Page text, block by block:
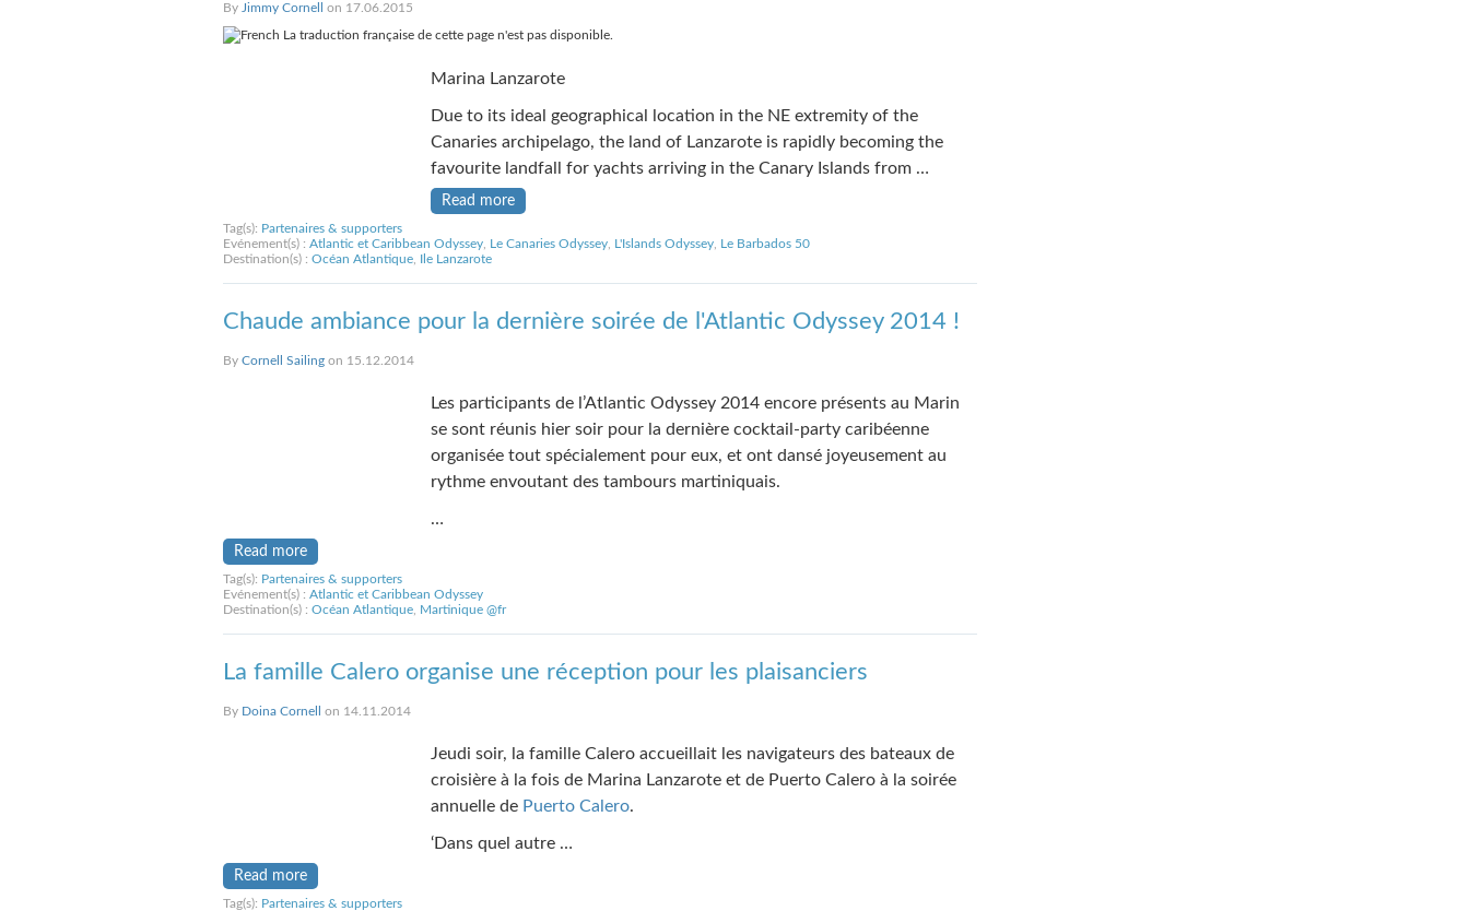
By Jimmy Cornell on 17.06.2015
La traduction française de cette page n'est pas disponible.
Marina Lanzarote
Due to its ideal geographical location in the NE extremity of the
Canaries archipelago, the land of Lanzarote is rapidly becoming the
favourite landfall for yachts arriving in the Canary Islands from …
Read more
Tag(s): Partenaires & supporters
Evénement(s) : Atlantic et Caribbean Odyssey, Le Canaries Odyssey, L'Islands Odyssey, Le Barbados 50
Destination(s) : Océan Atlantique, Ile Lanzarote
Chaude ambiance pour la dernière soirée de l'Atlantic Odyssey 2014 !
By Cornell Sailingon 15.12.2014
Les participants de l’Atlantic Odyssey 2014 encore présents au Marin
se sont réunis hier soir pour la dernière cocktail-party caribéenne
organisée tout spécialement pour eux, et ont dansé joyeusement au
rythme envoutant des tambours martiniquais.
…
Read more
Tag(s): Partenaires & supporters
Evénement(s) : Atlantic et Caribbean Odyssey
Destination(s) : Océan Atlantique, Martinique @fr
La famille Calero organise une réception pour les plaisanciers
By Doina Cornell on 14.11.2014
Jeudi soir, la famille Calero accueillait les navigateurs des bateaux de
croisière à la fois de Marina Lanzarote et de Puerto Calero à la soirée
annuelle de Puerto Calero.
‘Dans quel autre …
Read more
Tag(s): Partenaires & supporters